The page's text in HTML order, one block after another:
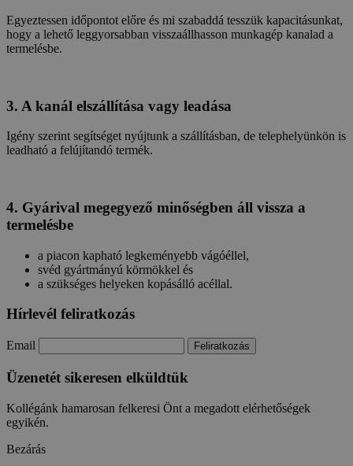
Egyeztessen időpontot előre és mi szabaddá tesszük kapacitásunkat,
hogy a lehető leggyorsabban visszaállhasson munkagép kanalad a
termelésbe.
3. A kanál elszállítása vagy leadása
Igény szerint segítséget nyújtunk a szállításban, de telephelyünkön is
leadható a felújítandó termék.
4. Gyárival megegyező minőségben áll vissza a
termelésbe
a piacon kapható legkeményebb vágóéllel,
svéd gyártmányú körmökkel és
a szükséges helyeken kopásálló acéllal.
Hírlevél feliratkozás
Email
Üzenetét sikeresen elküldtük
Kollégánk hamarosan felkeresi Önt a megadott elérhetőségek
egyikén.
Bezárás